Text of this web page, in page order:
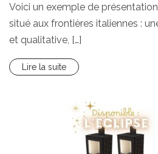
Voici un exemple de
situé aux frontières italiennes :
et qualitative, […]
Lire la suite